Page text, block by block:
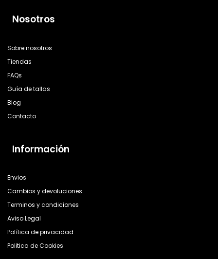
Nosotros
Sobre nosotros
Tiendas
FAQs
Guía de tallas
Blog
Contacto
Información
Envios
Cambios y devoluciones
Terminos y condiciones
Aviso Legal
Política de privacidad
Politica de Cookies